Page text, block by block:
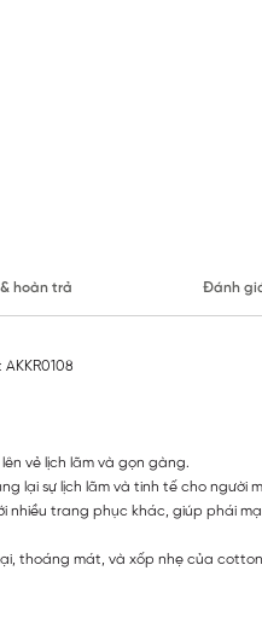
hoàn trả Đánh
vẻ lịch lãm và gọn gàng.
lại sự lịch lãm và tinh tế cho người
nhiều trang phục khác, giúp phái
thoáng mát, và xốp nhẹ của